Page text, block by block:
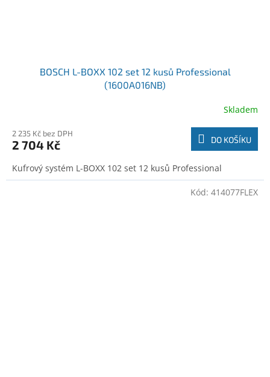
BOSCH L-BOXX 102 set 12 kusů Professional
(1600A016NB)
Skladem
2 235 Kč bez DPH
2 704 Kč DO KOŠÍKU
Kufrový systém L-BOXX 102 set 12 kusů Professional
Kód: 414077FLEX